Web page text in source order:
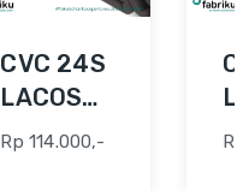
CVC 24S
LACOSTE
36" ABU
Rp 114.000,-